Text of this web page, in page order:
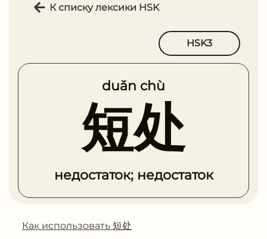
К списку лексики HSK
HSK3
duǎn chù
短处
недостаток; недостаток
Как использовать 短处